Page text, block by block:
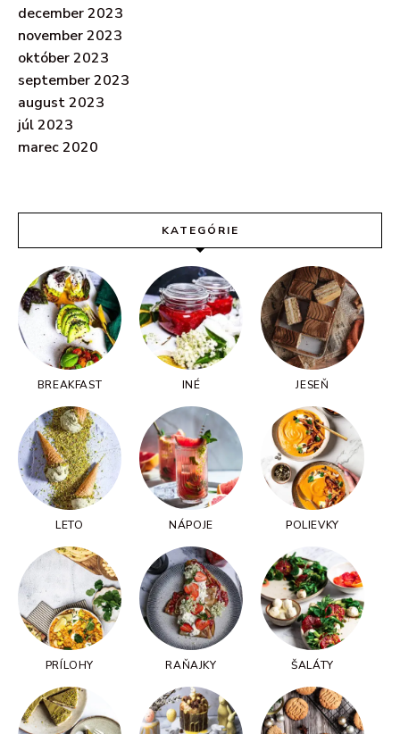
december 2023
november 2023
október 2023
september 2023
august 2023
júl 2023
marec 2020
KATEGÓRIE
BREAKFAST INÉ JESEŇ
LETO NÁPOJE POLIEVKY
PRÍLOHY RAŇAJKY ŠALÁTY